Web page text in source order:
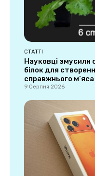
СТАТТІ
Науковці змусили
білок для
справжнього м’яса
9 Серпня 2026